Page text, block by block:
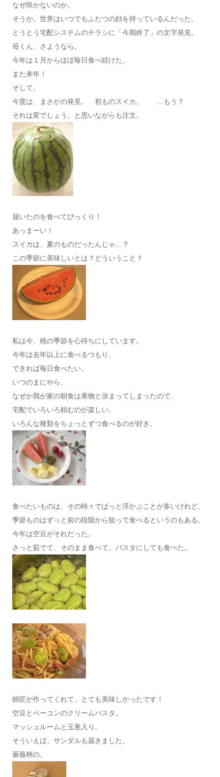
なぜ咲かないのか。
そうか。世界はいつでもふたつの顔を持っているんだった。
とうとう宅配システムのチラシに「今期終了」の文字発見。
苺くん、さようなら。
今年は１月からほぼ毎日食べ続けた。
また来年！
そして。
今度は、まさかの発見。 初ものスイカ。 …もう？
それは変でしょう、と思いながらも注文。
届いたのを食べてびっくり！
あっまーい！
スイカは、夏のものだったんじゃ…？
この季節に美味しいとは？どういうこと？
私は今、桃の季節を心待ちにしています。
今年は去年以上に食べるつもり。
できれば毎日食べたい。
いつのまにやら、
なぜか我が家の朝食は果物と決まってしまったので、
宅配でいろいろ頼むのが楽しい。
いろんな種類をちょっとずつ食べるのが好き。
食べたいものは、その時々でぱっと浮かぶことが多いけれど、
季節ものはずっと前の段階から狙って食べるというのもある。
今年は空豆がそれだった。
さっと茹でて、そのまま食べて、パスタにしても食べた。
師匠が作ってくれて、とても美味しかったです！
空豆とベーコンのクリームパスタ。
マッシュルームと玉葱入り。
そういえば、サンダルも届きました。
薔薇柄の。